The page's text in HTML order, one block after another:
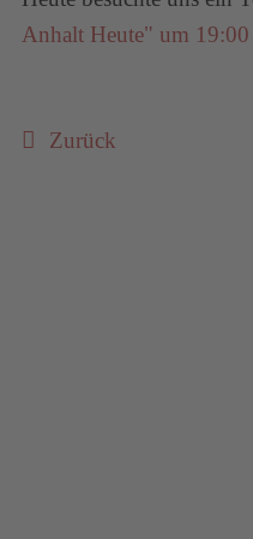
Anhalt Heute" um
Zurück